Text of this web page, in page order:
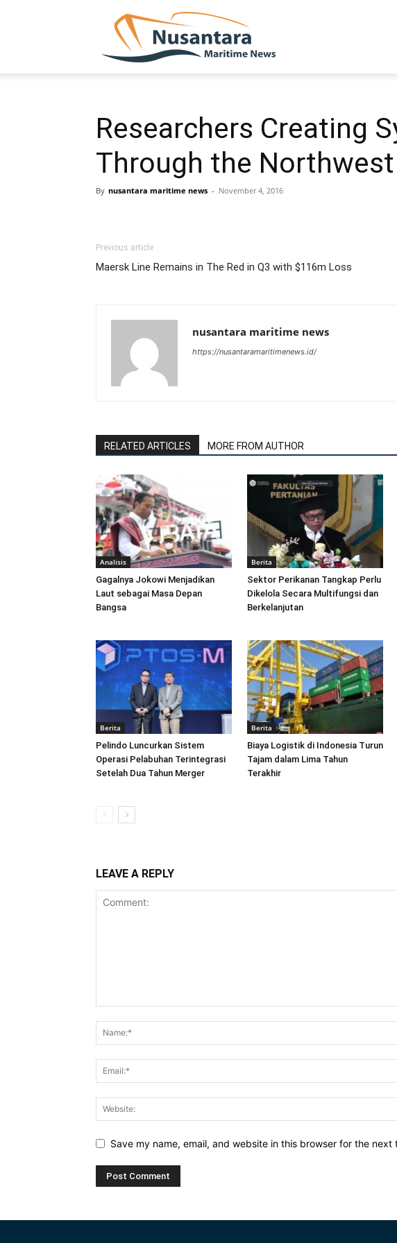
Researchers Creating
Through the
By nusantara maritime news - November 4, 2016
Previous article
Maersk Line Remains in The Red in Q3 with $116m Loss
nusantara maritime news
https://nusantaramaritimenews.id/
RELATED ARTICLES MORE FROM AUTHOR
Analisis
Gagalnya Jokowi Menjadikan
Laut sebagai Masa Depan
Bangsa
Berita
Sektor Perikanan Tangkap Perlu
Dikelola Secara Multifungsi dan
Berkelanjutan
Berita
Pelindo Luncurkan Sistem
Operasi Pelabuhan Terintegrasi
Setelah Dua Tahun Merger
Berita
Biaya Logistik di Indonesia Turun
Tajam dalam Lima Tahun
Terakhir
LEAVE A REPLY
Save my name, email, and website in this browser for the next